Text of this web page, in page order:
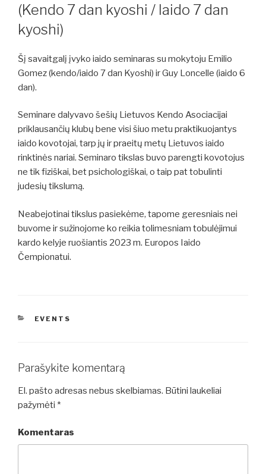
(Kendo 7 dan kyoshi / Iaido 7 dan
kyoshi)
Šį savaitgalį įvyko iaido seminaras su mokytoju Emilio
Gomez (kendo/iaido 7 dan Kyoshi) ir Guy Loncelle (iaido 6
dan).
Seminare dalyvavo šešių Lietuvos Kendo Asociacijai
priklausančių klubų bene visi šiuo metu praktikuojantys
iaido kovotojai, tarp jų ir praeitų metų Lietuvos iaido
rinktinės nariai. Seminaro tikslas buvo parengti kovotojus
ne tik fiziškai, bet psichologiškai, o taip pat tobulinti
judesių tikslumą.
Neabejotinai tikslus pasiekėme, tapome geresniais nei
buvome ir sužinojome ko reikia tolimesniam tobulėjimui
kardo kelyje ruošiantis 2023 m. Europos Iaido
Čempionatui.
KATEGORIJOS
EVENTS
Parašykite komentarą
El. pašto adresas nebus skelbiamas. Būtini laukeliai
pažymėti *
Komentaras